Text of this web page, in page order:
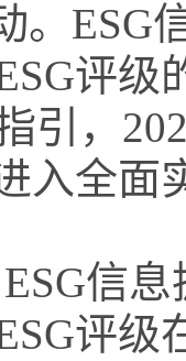
。ESG
评级
引，
入全面
信
评